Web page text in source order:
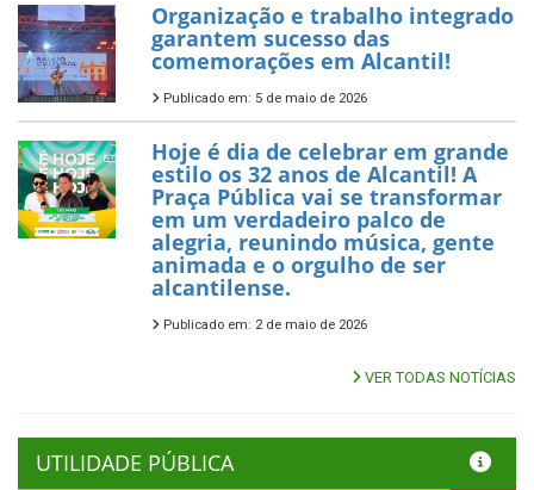
Organização e trabalho integrado
garantem sucesso das
comemorações em Alcantil!
Publicado em: 5 de maio de 2026
Hoje é dia de celebrar em grande
estilo os 32 anos de Alcantil! A
Praça Pública vai se transformar
em um verdadeiro palco de
alegria, reunindo música, gente
animada e o orgulho de ser
alcantilense.
Publicado em: 2 de maio de 2026
VER TODAS NOTÍCIAS
UTILIDADE PÚBLICA